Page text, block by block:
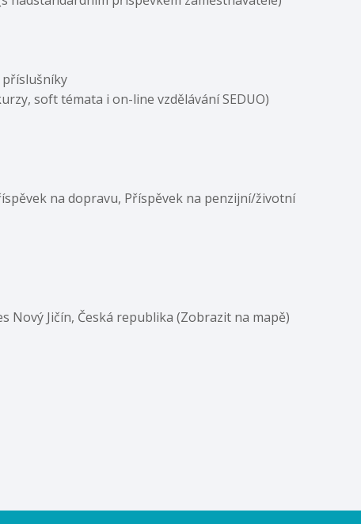
soft témata i on-line vzdělávání SEDUO)
na dopravu, Příspěvek na penzijní/životní
Nový Jičín, Česká republika (Zobrazit na mapě)